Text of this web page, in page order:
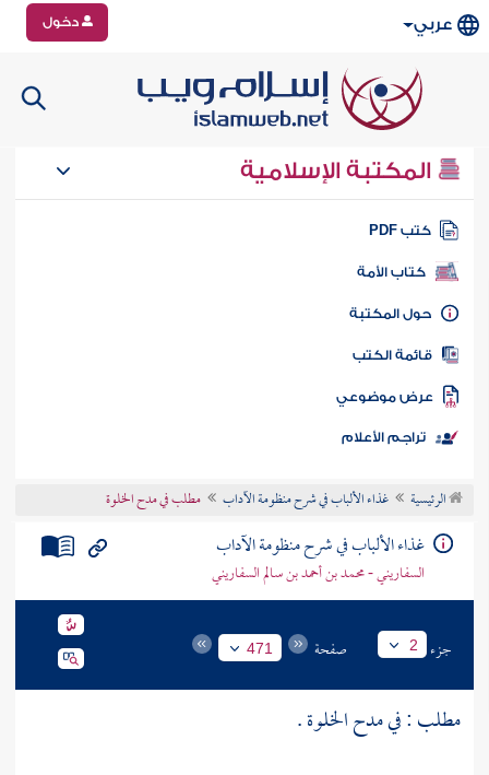
عربي دخول
المكتبة الإسلامية
كتب PDF
كتاب الأمة
المكتبة
الكتب
موضوعي
تراجم الأعلام
الرئيسية غذاء الألباب في شرح منظومة الآداب مطلب في مدح الخلوة
غذاء الألباب في شرح منظومة الآداب
السفاريني - محمد بن أحمد بن سالم السفاريني
جزء 2 صفحة 471
مطلب : في مدح الخلوة .